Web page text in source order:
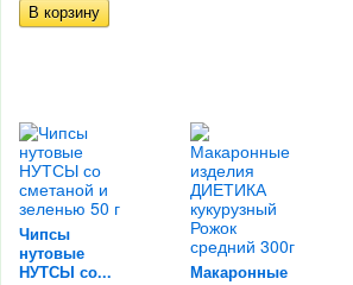
Чипсы
нутовые
НУТСЫ со...
Макаронные